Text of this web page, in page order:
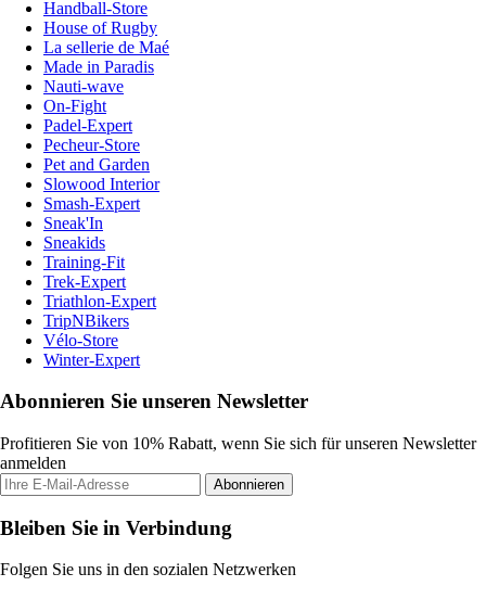
Handball-Store
House of Rugby
La sellerie de Maé
Made in Paradis
Nauti-wave
On-Fight
Padel-Expert
Pecheur-Store
Pet and Garden
Slowood Interior
Smash-Expert
Sneak'In
Sneakids
Training-Fit
Trek-Expert
Triathlon-Expert
TripNBikers
Vélo-Store
Winter-Expert
Abonnieren Sie unseren Newsletter
Profitieren Sie von 10% Rabatt, wenn Sie sich für unseren Newsletter
anmelden
Abonnieren
Bleiben Sie in Verbindung
Folgen Sie uns in den sozialen Netzwerken